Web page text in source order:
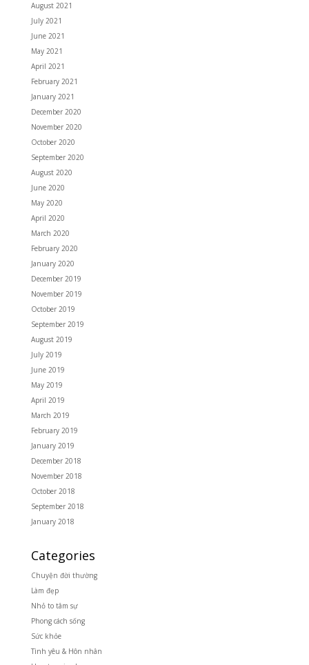
August 2021
July 2021
June 2021
May 2021
April 2021
February 2021
January 2021
December 2020
November 2020
October 2020
September 2020
August 2020
June 2020
May 2020
April 2020
March 2020
February 2020
January 2020
December 2019
November 2019
October 2019
September 2019
August 2019
July 2019
June 2019
May 2019
April 2019
March 2019
February 2019
January 2019
December 2018
November 2018
October 2018
September 2018
January 2018
Categories
Chuyện đời thường
Làm đẹp
Nhỏ to tâm sự
Phong cách sống
Sức khỏe
Tình yêu & Hôn nhân